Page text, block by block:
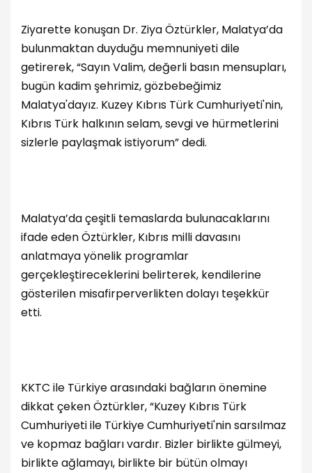
Ziyarette konuşan Dr. Ziya Öztürkler, Malatya’da
bulunmaktan duyduğu memnuniyeti dile
getirerek, “Sayın Valim, değerli basın mensupları,
bugün kadim şehrimiz, gözbebeğimiz
Malatya'dayız. Kuzey Kıbrıs Türk Cumhuriyeti'nin,
Kıbrıs Türk halkının selam, sevgi ve hürmetlerini
sizlerle paylaşmak istiyorum” dedi.
Malatya’da çeşitli temaslarda bulunacaklarını
ifade eden Öztürkler, Kıbrıs milli davasını
anlatmaya yönelik programlar
gerçekleştireceklerini belirterek, kendilerine
gösterilen misafirperverlikten dolayı teşekkür
etti.
KKTC ile Türkiye arasındaki bağların önemine
dikkat çeken Öztürkler, “Kuzey Kıbrıs Türk
Cumhuriyeti ile Türkiye Cumhuriyeti'nin sarsılmaz
ve kopmaz bağları vardır. Bizler birlikte gülmeyi,
birlikte ağlamayı, birlikte bir bütün olmayı